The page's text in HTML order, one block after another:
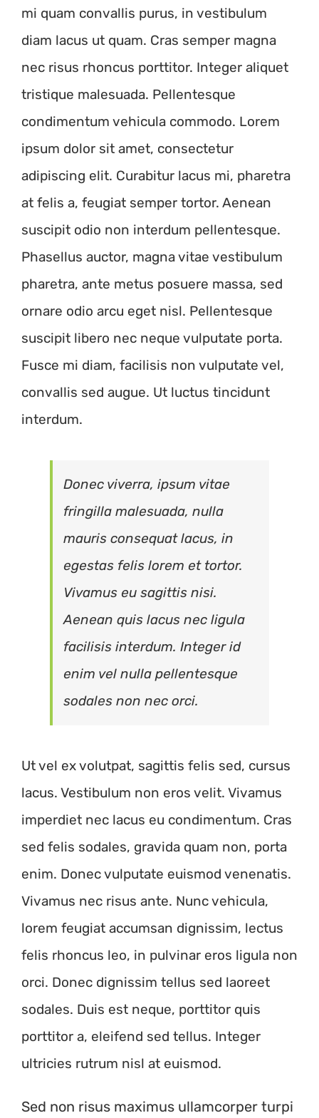
mi quam convallis purus, in vestibulum
diam lacus ut quam. Cras semper magna
nec risus rhoncus porttitor. Integer aliquet
tristique malesuada. Pellentesque
condimentum vehicula commodo. Lorem
ipsum dolor sit amet, consectetur
adipiscing elit. Curabitur lacus mi, pharetra
at felis a, feugiat semper tortor. Aenean
suscipit odio non interdum pellentesque.
Phasellus auctor, magna vitae vestibulum
pharetra, ante metus posuere massa, sed
ornare odio arcu eget nisl. Pellentesque
suscipit libero nec neque vulputate porta.
Fusce mi diam, facilisis non vulputate vel,
convallis sed augue. Ut luctus tincidunt
interdum.
Donec viverra, ipsum vitae
fringilla malesuada, nulla
mauris consequat lacus, in
egestas felis lorem et tortor.
Vivamus eu sagittis nisi.
Aenean quis lacus nec ligula
facilisis interdum. Integer id
enim vel nulla pellentesque
sodales non nec orci.
Ut vel ex volutpat, sagittis felis sed, cursus
lacus. Vestibulum non eros velit. Vivamus
imperdiet nec lacus eu condimentum. Cras
sed felis sodales, gravida quam non, porta
enim. Donec vulputate euismod venenatis.
Vivamus nec risus ante. Nunc vehicula,
lorem feugiat accumsan dignissim, lectus
felis rhoncus leo, in pulvinar eros ligula non
orci. Donec dignissim tellus sed laoreet
sodales. Duis est neque, porttitor quis
porttitor a, eleifend sed tellus. Integer
ultricies rutrum nisl at euismod.
Sed non risus maximus ullamcorper turpi